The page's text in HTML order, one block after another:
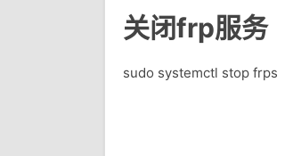
关闭frp服务
sudo systemctl stop frps